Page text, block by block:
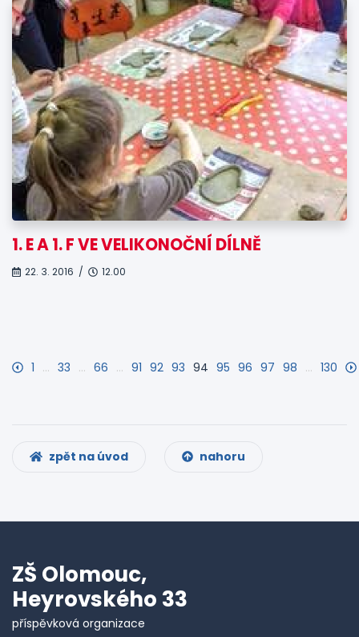
1. E A 1. F VE VELIKONOČNÍ DÍLNĚ
22. 3. 2016 / 12.00
1 … 33 … 66 … 91 92 93 94 95 96 97 98 … 130
zpět na úvod nahoru
ZŠ Olomouc,
Heyrovského 33
příspěvková organizace